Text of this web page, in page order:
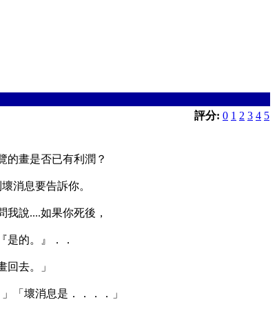
評分: 0 1 2 3 4 5
的畫是否已有利潤？
消息要告訴你。
說....如果你死後，
是的。』．．
回去。」
「壞消息是．．．．」